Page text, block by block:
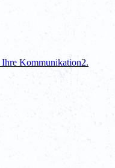
Ihre Kommunikation2.